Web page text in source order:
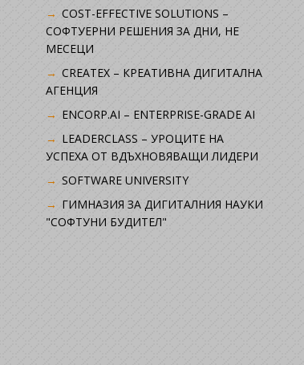
COST-EFFECTIVE SOLUTIONS –
СОФТУЕРНИ РЕШЕНИЯ ЗА ДНИ, НЕ
МЕСЕЦИ
CREATEX – КРЕАТИВНА ДИГИТАЛНА
АГЕНЦИЯ
ENCORP.AI – ENTERPRISE-GRADE AI
LEADERCLASS – УРОЦИТЕ НА
УСПЕХА ОТ ВДЪХНОВЯВАЩИ ЛИДЕРИ
SOFTWARE UNIVERSITY
ГИМНАЗИЯ ЗА ДИГИТАЛНИЯ НАУКИ
"СОФТУНИ БУДИТЕЛ"